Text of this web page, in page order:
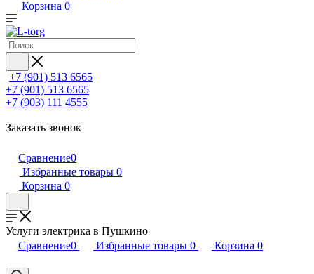
Корзина 0
+7 (901) 513 6565
+7 (901) 513 6565
+7 (903) 111 4555
Заказать звонок
Сравнение0
Избранные товары 0
Корзина 0
Услуги электрика в Пушкино
Сравнение0 Избранные товары 0 Корзина 0